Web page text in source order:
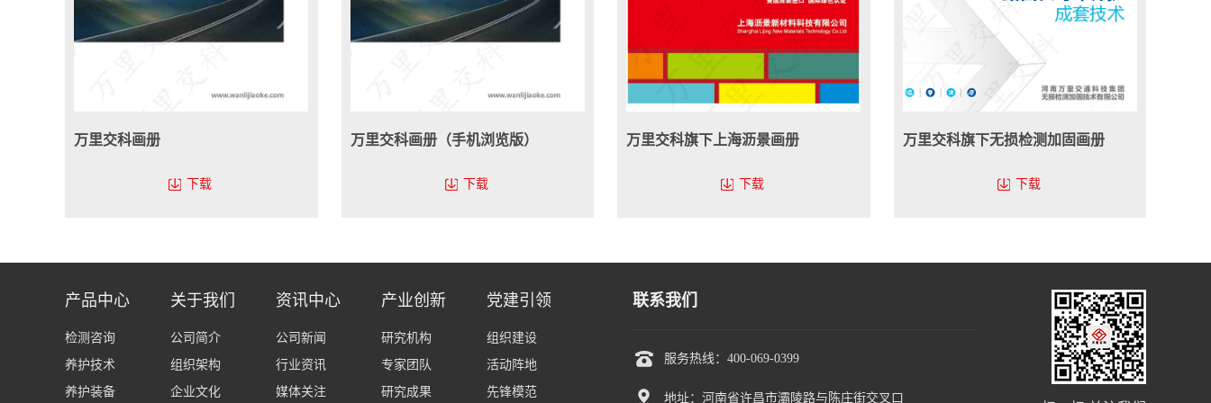
万里交科画册
下载
万里交科画册（手机浏览版）
下载
万里交科旗下上海沥景画册
下载
万里交科旗下无损检测加固画册
下载
产品中心
检测咨询
养护技术
养护装备
关于我们
公司简介
组织架构
企业文化
资讯中心
公司新闻
行业资讯
媒体关注
产业创新
研究机构
专家团队
研究成果
党建引领
组织建设
活动阵地
先锋模范
联系我们
 服务热线：400-069-0399
 地址：河南省许昌市灞陵路与陈庄街交叉口